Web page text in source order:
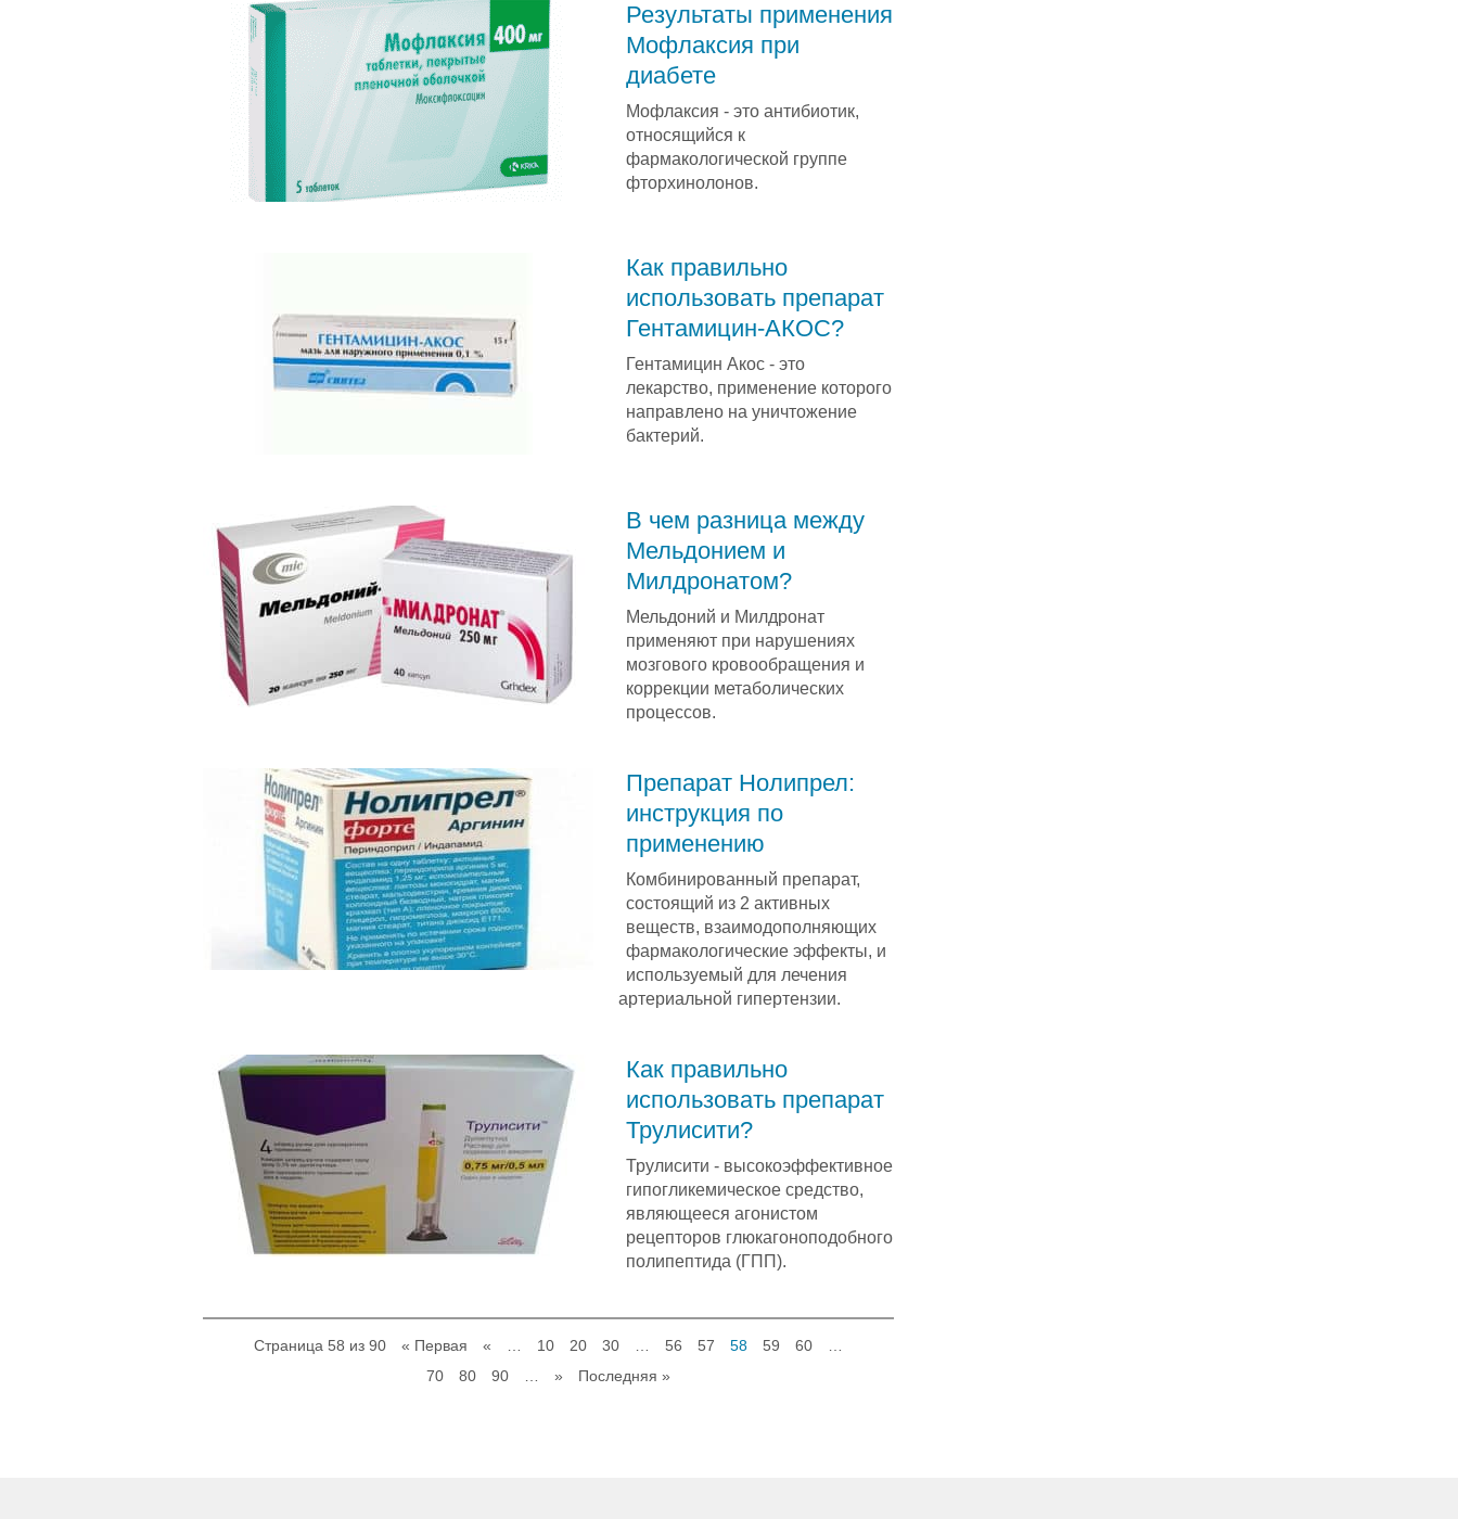
Результаты применения
Мофлаксия при
диабете
Мофлаксия - это антибиотик,
относящийся к
фармакологической группе
фторхинолонов.
Как правильно
использовать препарат
Гентамицин-АКОС?
Гентамицин Акос - это
лекарство, применение которого
направлено на уничтожение
бактерий.
В чем разница между
Мельдонием и
Милдронатом?
Мельдоний и Милдронат
применяют при нарушениях
мозгового кровообращения и
коррекции метаболических
процессов.
Препарат Нолипрел:
инструкция по
применению
Комбинированный препарат,
состоящий из 2 активных
веществ, взаимодополняющих
фармакологические эффекты, и
используемый для лечения
артериальной гипертензии.
Как правильно
использовать препарат
Трулисити?
Трулисити - высокоэффективное
гипогликемическое средство,
являющееся агонистом
рецепторов глюкагоноподобного
полипептида (ГПП).
Страница 58 из 90 « Первая « 10 20 30 56 57 58 59 60
70
80 90 » Последняя »